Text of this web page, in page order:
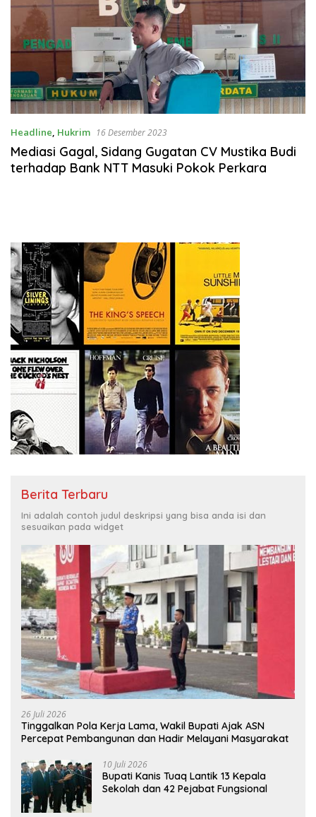
Headline, Hukrim 16 Desember 2023
Mediasi Gagal, Sidang Gugatan CV Mustika Budi
terhadap Bank NTT Masuki Pokok Perkara
Berita Terbaru
Ini adalah contoh judul deskripsi yang bisa anda isi dan
sesuaikan pada widget
26 Juli 2026
Tinggalkan Pola Kerja Lama, Wakil Bupati Ajak ASN
Percepat Pembangunan dan Hadir Melayani Masyarakat
10 Juli 2026
Bupati Kanis Tuaq Lantik 13 Kepala
Sekolah dan 42 Pejabat Fungsional